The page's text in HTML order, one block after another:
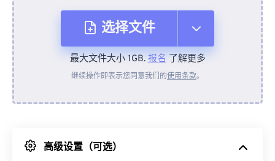
选择文件
从设备
来自 Google Drive
最大文件大小 1GB.报名了解更多
继续操作即表示您同意我们的使用条款。
高级设置（可选）